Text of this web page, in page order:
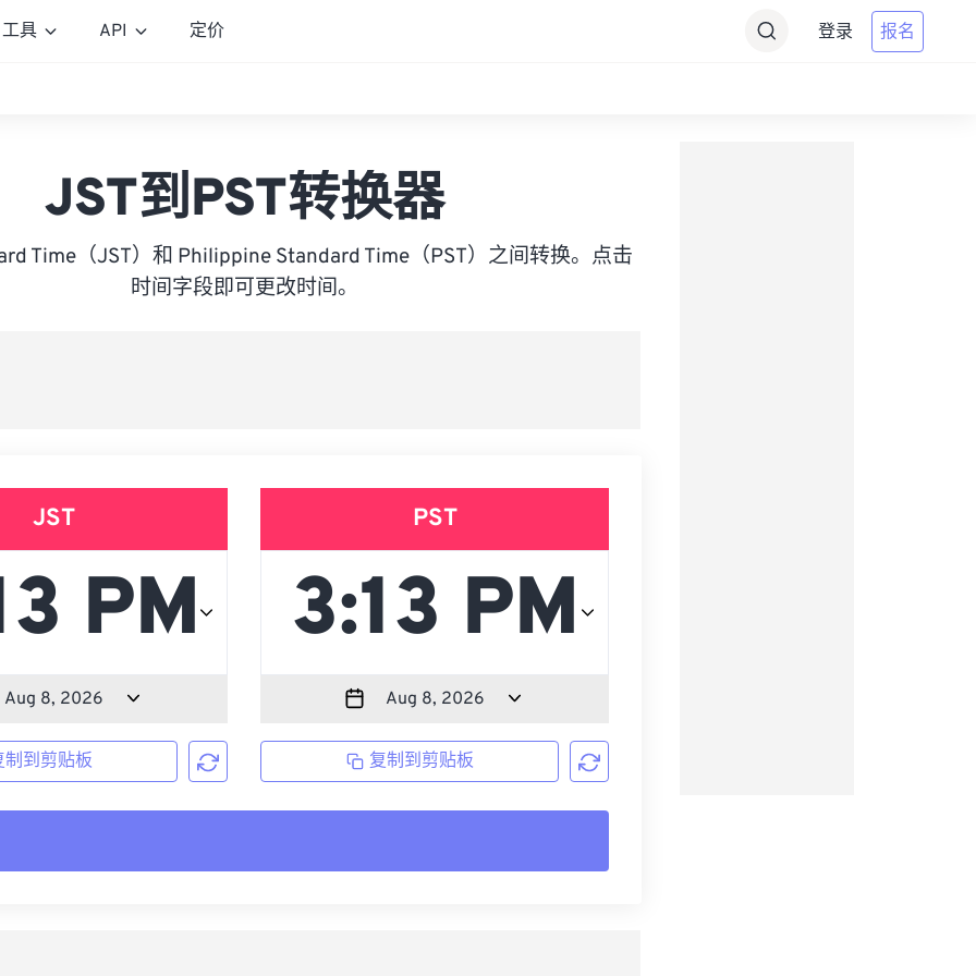
工具 API 定价 登录 报名
JST到PST转换器
Time（JST）和 Philippine Standard Time（PST）之间转换。点击
时间字段即可更改时间。
JST
制到剪贴板
PST
复制到剪贴板